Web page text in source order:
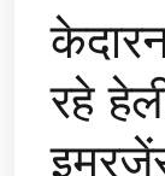
रहे